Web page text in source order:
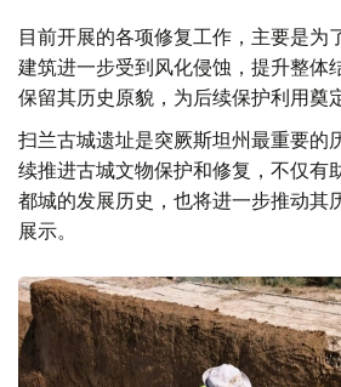
目前开展的各项修复工作，主要是为
建筑进一步受到风化侵蚀，提升整体
保留其历史原貌，为后续保护利用奠
扫兰古城遗址是突厥斯坦州最重要的
续推进古城文物保护和修复，不仅有
都城的发展历史，也将进一步推动其
展示。